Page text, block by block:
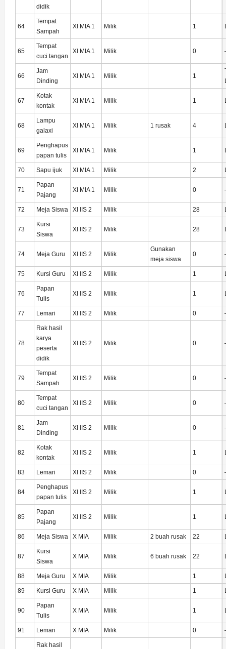
didik
64
Tempat
Sampah
XI MIA 1 Milik 1
65
Tempat
cuci tangan
XI MIA 1 Milik 0
66
Jam
Dinding
XI MIA 1 Milik 1
67
Kotak
kontak
XI MIA 1 Milik 1
68
Lampu
galaxi
XI MIA 1 Milik 1 rusak 4
69
Penghapus
papan tulis
XI MIA 1 Milik 1
70 Sapu ijuk XI MIA 1 Milik 2
71
Papan
Pajang
XI MIA 1 Milik 0
72 Meja Siswa XI IIS 2 Milik 28
73
Kursi
Siswa
XI IIS 2 Milik 28
74 Meja Guru XI IIS 2 Milik
Gunakan
meja siswa
0
75 Kursi Guru XI IIS 2 Milik 1
76
Papan
Tulis
XI IIS 2 Milik 1
77 Lemari XI IIS 2 Milik 0
78
Rak hasil
karya
peserta
didik
XI IIS 2 Milik 0
79
Tempat
Sampah
XI IIS 2 Milik 0
80
Tempat
cuci tangan
XI IIS 2 Milik 0
81
Jam
Dinding
XI IIS 2 Milik 0
82
Kotak
kontak
XI IIS 2 Milik 1
83 Lemari XI IIS 2 Milik 0
84
Penghapus
papan tulis
XI IIS 2 Milik 1
85
Papan
Pajang
XI IIS 2 Milik 1
86 Meja Siswa X MIA Milik 2 buah rusak 22
87
Kursi
Siswa
X MIA Milik 6 buah rusak 22
88 Meja Guru X MIA Milik 1
89 Kursi Guru X MIA Milik 1
90
Papan
Tulis
X MIA Milik 1
91 Lemari X MIA Milik 0
Rak hasil